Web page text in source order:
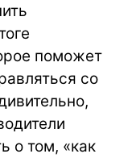
поможет
со
о том, «как